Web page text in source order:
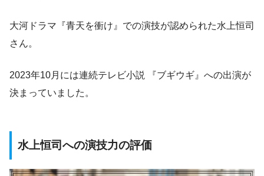
大河ドラマ『青天を衝け』での演技が認められた水上恒司
さん。
2023年10月には連続テレビ小説 『ブギウギ』への出演が
決まっていました。
水上恒司への演技力の評価